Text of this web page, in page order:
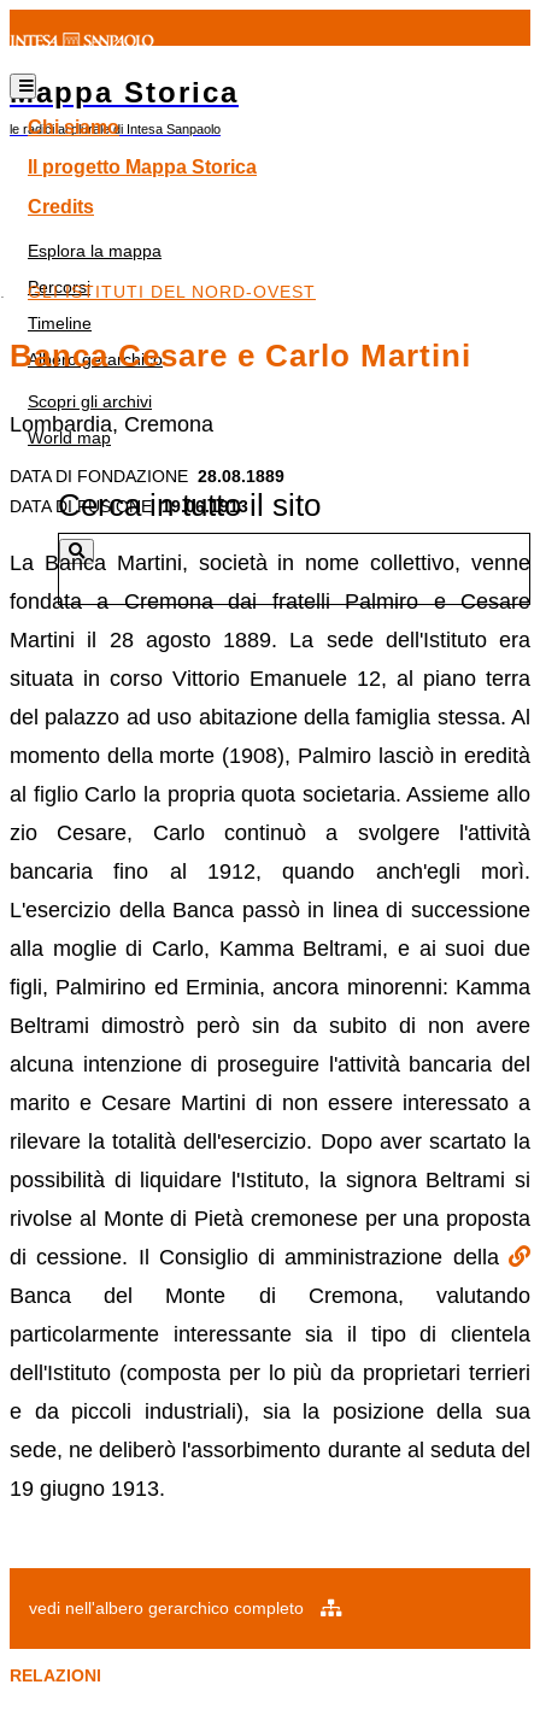
Mappa Storica
le radici al plurale di Intesa Sanpaolo
Chi siamo
Il progetto Mappa Storica
Credits
Esplora la mappa
Percorsi
Timeline
Albero gerarchico
Scopri gli archivi
World map
Cerca in tutto il sito
GLI ISTITUTI DEL NORD-OVEST
Banca Cesare e Carlo Martini
Lombardia, Cremona
DATA DI FONDAZIONE 28.08.1889
DATA DI FUSIONE 19.06.1913
La Banca Martini, società in nome collettivo, venne
fondata a Cremona dai fratelli Palmiro e Cesare
Martini il 28 agosto 1889. La sede dell'Istituto era
situata in corso Vittorio Emanuele 12, al piano terra
del palazzo ad uso abitazione della famiglia stessa. Al
momento della morte (1908), Palmiro lasciò in eredità
al figlio Carlo la propria quota societaria. Assieme allo
zio Cesare, Carlo continuò a svolgere l'attività
bancaria fino al 1912, quando anch'egli morì.
L'esercizio della Banca passò in linea di successione
alla moglie di Carlo, Kamma Beltrami, e ai suoi due
figli, Palmirino ed Erminia, ancora minorenni: Kamma
Beltrami dimostrò però sin da subito di non avere
alcuna intenzione di proseguire l'attività bancaria del
marito e Cesare Martini di non essere interessato a
rilevare la totalità dell'esercizio. Dopo aver scartato la
possibilità di liquidare l'Istituto, la signora Beltrami si
rivolse al Monte di Pietà cremonese per una proposta
di cessione. Il Consiglio di amministrazione della
Banca del Monte di Cremona, valutando
particolarmente interessante sia il tipo di clientela
dell'Istituto (composta per lo più da proprietari terrieri
e da piccoli industriali), sia la posizione della sua
sede, ne deliberò l'assorbimento durante al seduta del
19 giugno 1913.
vedi nell'albero gerarchico completo
RELAZIONI